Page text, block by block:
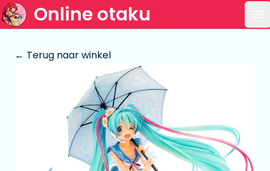
Online otaku
← Terug naar winkel